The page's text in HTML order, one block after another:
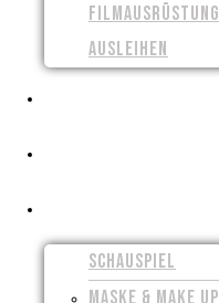
FILMAUSRÜSTUNG
AUSLEIHEN
SCHAUSPIEL
MASKE & MAKE UP